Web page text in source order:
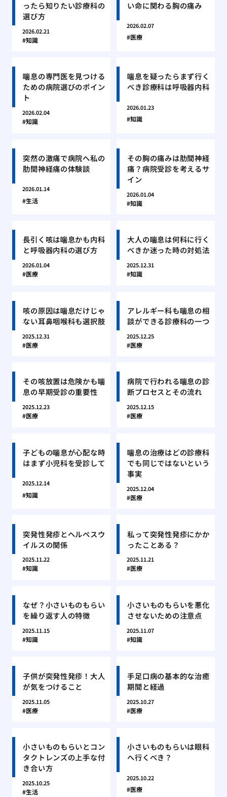
ったら知りたい診療科の
選び方
2026.02.21
知識
い命に関わる胸の痛み
2026.02.07
医療
喘息の専門医を見つける
ための病院選びのポイン
ト
2026.02.04
知識
喘息を疑ったらまず行く
べき診療科は呼吸器内科
2026.01.23
知識
突然の激痛で病院へ私の
肋間神経痛の体験談
2026.01.14
生活
その胸の痛みは肋間神経
痛？病院受診を考えるサ
イン
2026.01.04
知識
長引く咳は喘息かも内科
と呼吸器内科の選び方
2026.01.04
医療
大人の喘息は何科に行く
べきか迷った時の対処法
2025.12.31
知識
咳の原因は喘息だけじゃ
ない耳鼻咽喉科も選択肢
2025.12.31
医療
アレルギー科も喘息の相
談ができる診療科の一つ
2025.12.25
医療
その咳放置は危険かも喘
息の早期受診の重要性
2025.12.23
医療
病院で行われる喘息の診
断プロセスとその流れ
2025.12.15
医療
子どもの喘息が心配な時
はまず小児科を受診して
2025.12.14
知識
喘息の治療はどの診療科
でも同じではないという
事実
2025.12.04
医療
突発性発疹とヘルペスウ
イルスの関係
2025.11.22
知識
私って突発性発疹にかか
ったことある？
2025.11.21
医療
なぜ？小さいものもらい
を繰り返す人の特徴
2025.11.15
知識
小さいものもらいを悪化
させないための注意点
2025.11.07
知識
子供が突発性発疹！大人
が気をつけること
2025.11.05
医療
手足口病の基本的な治癒
期間と経過
2025.10.27
医療
小さいものもらいとコン
タクトレンズの上手な付
き合い方
2025.10.25
生活
小さいものもらいは眼科
へ行くべき？
2025.10.22
医療